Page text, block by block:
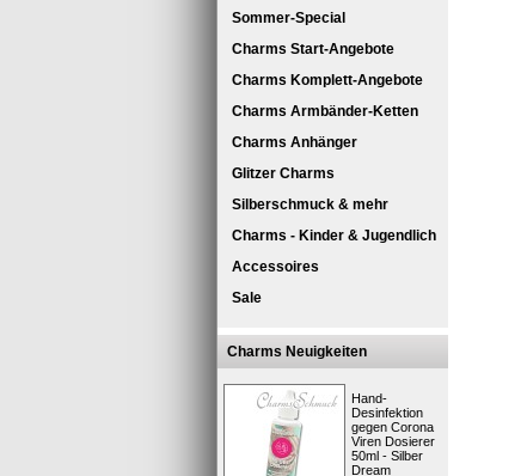
Sommer-Special
Charms Start-Angebote
Charms Komplett-Angebote
Charms Armbänder-Ketten
Charms Anhänger
Glitzer Charms
Silberschmuck & mehr
Charms - Kinder & Jugendlich
Accessoires
Sale
Charms Neuigkeiten
Hand-
Desinfektion
gegen Corona
Viren Dosierer
50ml - Silber
Dream